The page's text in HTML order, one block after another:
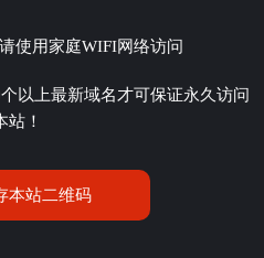
使用家庭WIFI网络访问
以上最新域名才可保证永久访问
站！
本站二维码